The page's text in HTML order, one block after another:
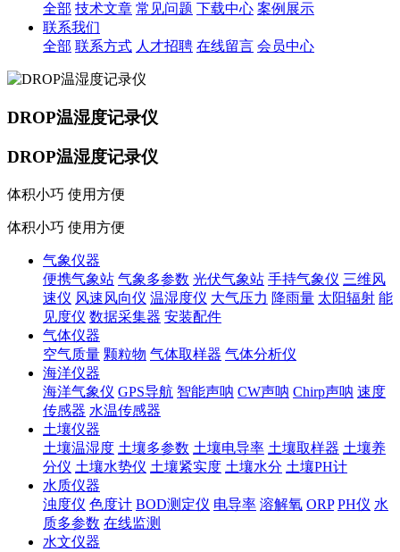
全部 技术文章 常见问题 下载中心 案例展示
联系我们
全部 联系方式 人才招聘 在线留言 会员中心
DROP温湿度记录仪
DROP温湿度记录仪
体积小巧 使用方便
体积小巧 使用方便
气象仪器
便携气象站 气象多参数 光伏气象站 手持气象仪 三维风
速仪 风速风向仪 温湿度仪 大气压力 降雨量 太阳辐射 能
见度仪 数据采集器 安装配件
气体仪器
空气质量 颗粒物 气体取样器 气体分析仪
海洋仪器
海洋气象仪 GPS导航 智能声呐 CW声呐 Chirp声呐 速度
传感器 水温传感器
土壤仪器
土壤温湿度 土壤多参数 土壤电导率 土壤取样器 土壤养
分仪 土壤水势仪 土壤紧实度 土壤水分 土壤PH计
水质仪器
浊度仪 色度计 BOD测定仪 电导率 溶解氧 ORP PH仪 水
质多参数 在线监测
水文仪器